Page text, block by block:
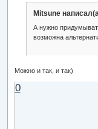
Mitsune
А нужно
возможна
Можно и так, и так)
0